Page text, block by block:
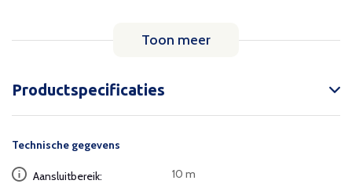
Toon meer
Productspecificaties
Technische gegevens
Aansluitbereik: 10 m